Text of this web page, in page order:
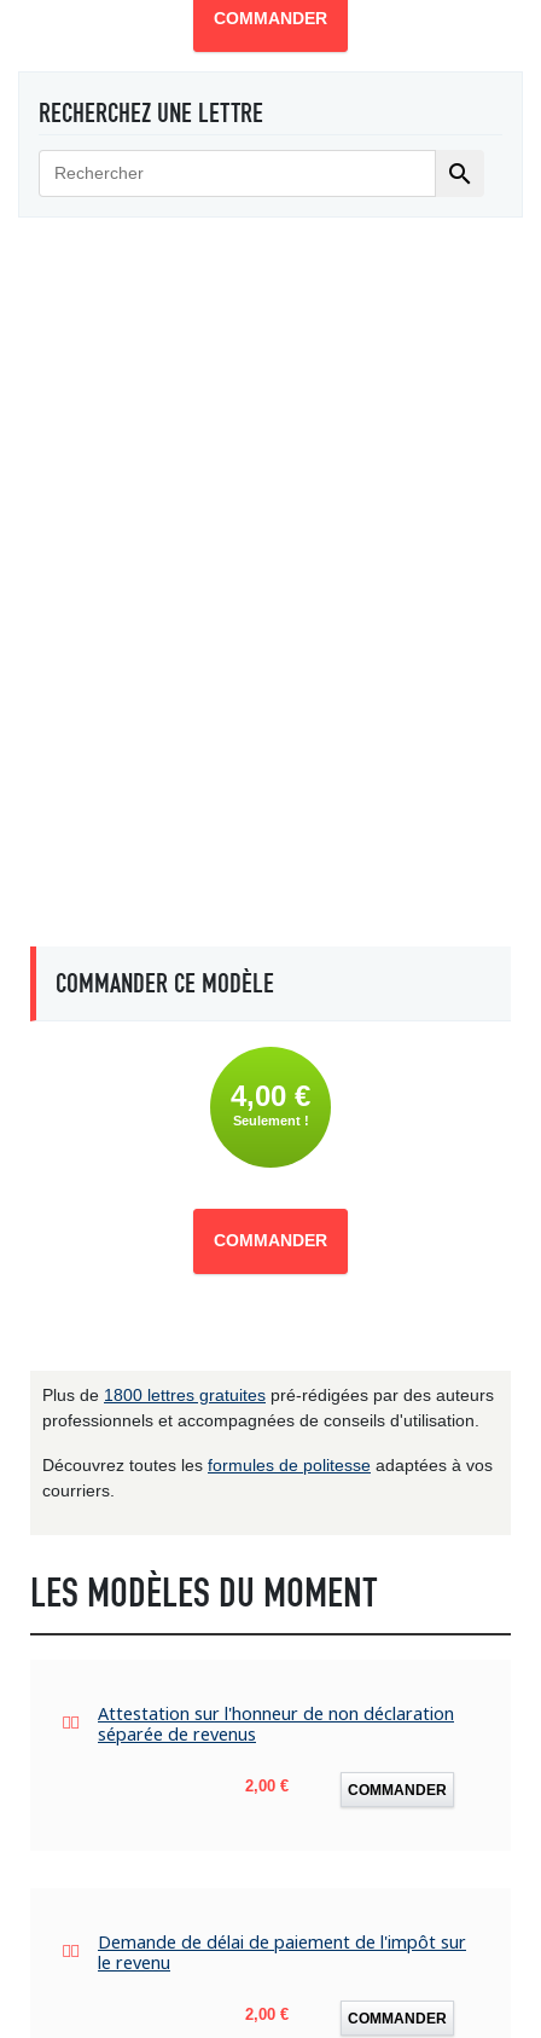
COMMANDER
RECHERCHEZ UNE LETTRE

COMMANDER CE MODÈLE
4,00 €
Seulement !
COMMANDER
Plus de 1800 lettres gratuites pré-rédigées par des auteurs
professionnels et accompagnées de conseils d'utilisation.
Découvrez toutes les formules de politesse adaptées à vos
courriers.
LES MODÈLES DU MOMENT
Attestation sur l'honneur de non déclaration
séparée de revenus
Prix
2,00 € COMMANDER
Demande de délai de paiement de l'impôt sur
le revenu
Prix
2,00 € COMMANDER